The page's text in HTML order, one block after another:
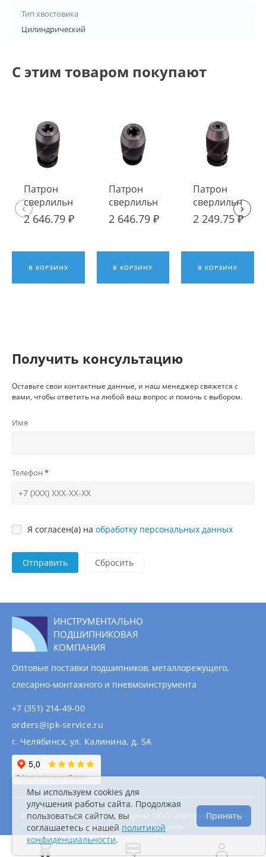
Тип хвостовика
Цилиндрический
С этим товаром покупают
Патрон
сверлильный
самозажимной
2 646.79 ₽
В КОРЗИНУ
Патрон
сверлильный
самозажимной
2 646.79 ₽
В КОРЗИНУ
Патрон
сверлильный
самозажимной
2 249.75 ₽
В КОРЗИНУ
‹ ›
Получить консультацию
Оставьте свои контактные данные, и наш менеджер свяжется с
вами, чтобы ответить на любой ваш вопрос и помочь с выбором.
Имя
Телефон
Я согласен(а) на обработку персональных данных
Отправить
ИНСТРУМЕНТАЛЬНО
ПОДШИПНИКОВАЯ
КОМПАНИЯ
Оптовые поставки подшипников, металлорежущего,
слесарно-монтажного и пневмоинструмента
+7 (351) 214-49-00
orders@ipk-service.ru
г. Челябинск, ул. Калинина, д. 5А
© 2007 - 2026 Все права защищены. ООО «Инструментально-
Подшипниковая компания».
Информация на сайте не является публичной
Политика конфиденциальности
Мы используем cookies для
улучшения работы сайта. Продолжая
пользоваться сайтом, вы
соглашаетесь с нашей политикой
конфиденциальности.
Принять